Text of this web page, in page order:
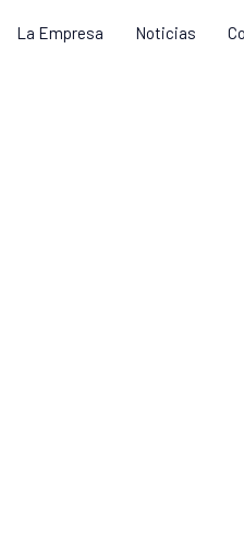
La Empresa Noticias